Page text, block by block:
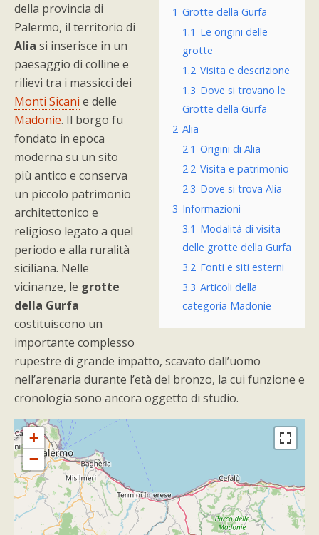
1 Grotte della Gurfa
1.1 Le origini delle
grotte
1.2 Visita e descrizione
1.3 Dove si trovano le
Grotte della Gurfa
2 Alia
2.1 Origini di Alia
2.2 Visita e patrimonio
2.3 Dove si trova Alia
3 Informazioni
3.1 Modalità di visita
delle grotte della Gurfa
3.2 Fonti e siti esterni
3.3 Articoli della
categoria Madonie
della provincia di
Palermo, il territorio di
Alia si inserisce in un
paesaggio di colline e
rilievi tra i massicci dei
Monti Sicani e delle
Madonie. Il borgo fu
fondato in epoca
moderna su un sito
più antico e conserva
un piccolo patrimonio
architettonico e
religioso legato a quel
periodo e alla ruralità
siciliana. Nelle
vicinanze, le grotte
della Gurfa
costituiscono un
importante complesso
rupestre di grande impatto, scavato dall’uomo
nell’arenaria durante l’età del bronzo, la cui funzione e
cronologia sono ancora oggetto di studio.
+
−